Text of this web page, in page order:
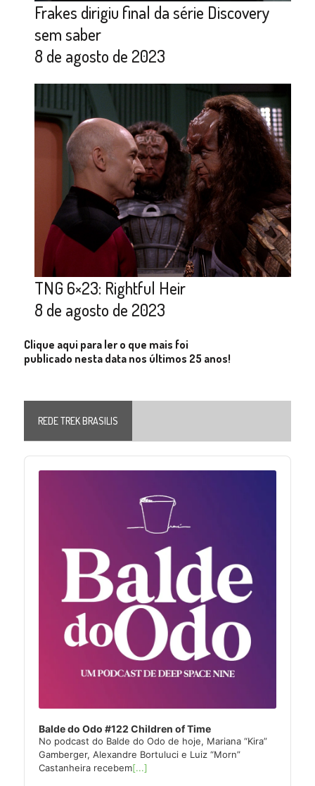
Frakes dirigiu final da série Discovery
sem saber
8 de agosto de 2023
TNG 6×23: Rightful Heir
8 de agosto de 2023
Clique aqui para ler o que mais foi
publicado nesta data nos últimos 25 anos!
REDE TREK BRASILIS
Audio
Player
Balde do Odo #122 Children of Time
No podcast do Balde do Odo de hoje, Mariana “Kira”
Gamberger, Alexandre Bortuluci e Luiz “Morn”
Castanheira recebem[...]